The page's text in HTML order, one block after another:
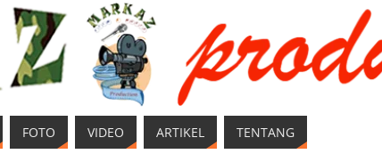
FOTO VIDEO ARTIKEL TENTANG